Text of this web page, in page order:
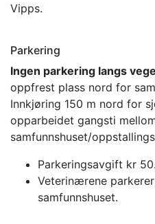
Vipps.
Parkering
Ingen parkering langs
oppfrest plass nord for
Innkjøring 150 m nord for
opparbeidet gangsti
samfunnshuset/
Parkeringsavgift kr
Veterinærene
samfunnshuset.